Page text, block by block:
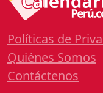
Políticas de
Quiénes Somos
Contáctenos